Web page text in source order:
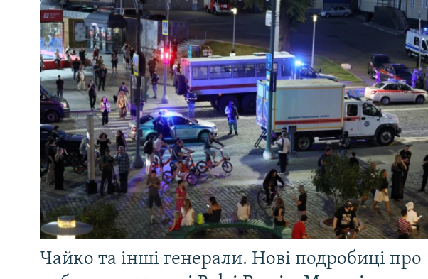
Чайко та інші генерали. Нові подробиці про